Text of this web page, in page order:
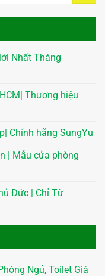
Nhất Tháng
Thương hiệu
Chính hãng SungYu
| Mẫu cửa phòng
Đức | Chỉ Từ
Ngủ, Toilet Giá